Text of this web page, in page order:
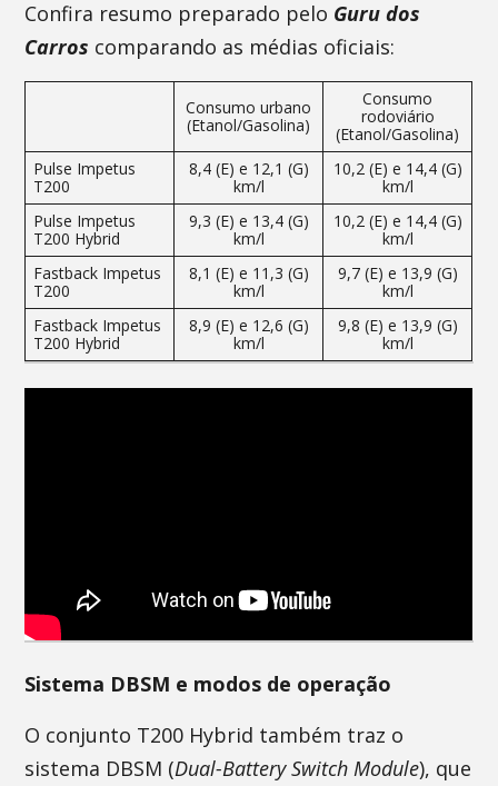
Confira resumo preparado pelo Guru dos
Carros comparando as médias oficiais:
Consumo urbano
(Etanol/Gasolina)
Consumo
rodoviário
(Etanol/Gasolina)
Pulse Impetus
T200
8,4 (E) e 12,1 (G)
km/l
10,2 (E) e 14,4 (G)
km/l
Pulse Impetus
T200 Hybrid
9,3 (E) e 13,4 (G)
km/l
10,2 (E) e 14,4 (G)
km/l
Fastback Impetus
T200
8,1 (E) e 11,3 (G)
km/l
9,7 (E) e 13,9 (G)
km/l
Fastback Impetus
T200 Hybrid
8,9 (E) e 12,6 (G)
km/l
9,8 (E) e 13,9 (G)
km/l
Sistema DBSM e modos de operação
O conjunto T200 Hybrid também traz o
sistema DBSM (Dual-Battery Switch Module), que